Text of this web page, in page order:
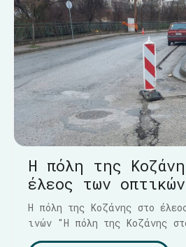
Η πόλη της
έλεος των
Η πόλη της Κοζάνης στο
ινών "Η πόλη της Κοζάνης